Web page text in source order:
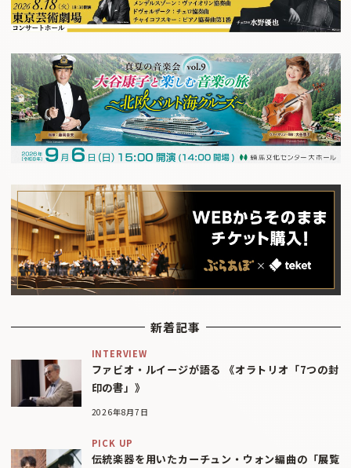
新着記事
INTERVIEW
ファビオ・ルイージが語る 《オラトリオ「7つの封
印の書」》
2026年8月7日
PICK UP
伝統楽器を用いたカーチュン・ウォン編曲の「展覧